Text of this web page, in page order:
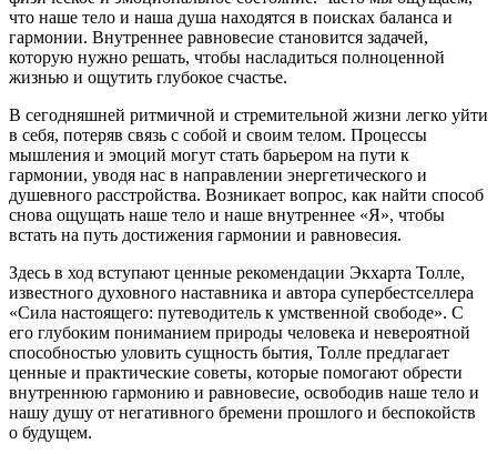
что наше тело и наша душа находятся в поисках баланса и
гармонии. Внутреннее равновесие становится задачей,
которую нужно решать, чтобы насладиться полноценной
жизнью и ощутить глубокое счастье.
В сегодняшней ритмичной и стремительной жизни легко уйти
в себя, потеряв связь с собой и своим телом. Процессы
мышления и эмоций могут стать барьером на пути к
гармонии, уводя нас в направлении энергетического и
душевного расстройства. Возникает вопрос, как найти способ
снова ощущать наше тело и наше внутреннее «Я», чтобы
встать на путь достижения гармонии и равновесия.
Здесь в ход вступают ценные рекомендации Экхарта Толле,
известного духовного наставника и автора супербестселлера
«Сила настоящего: путеводитель к умственной свободе». С
его глубоким пониманием природы человека и невероятной
способностью уловить сущность бытия, Толле предлагает
ценные и практические советы, которые помогают обрести
внутреннюю гармонию и равновесие, освободив наше тело и
нашу душу от негативного бремени прошлого и беспокойств
о будущем.